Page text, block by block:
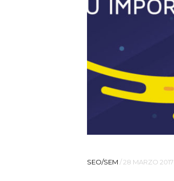
SEO/SEM /28 MARZO 2017